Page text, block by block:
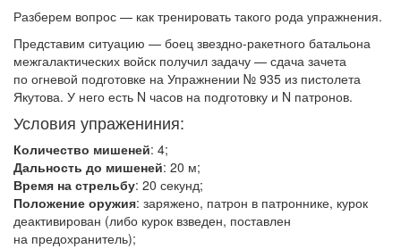
Разберем вопрос — как тренировать такого рода упражнения.
Представим ситуацию — боец звездно-ракетного батальона
межгалактических войск получил задачу — сдача зачета
по огневой подготовке на Упражнении № 935 из пистолета
Якутова. У него есть N часов на подготовку и N патронов.
Условия упражениния:
Количество мишеней: 4;
Дальность до мишеней: 20 м;
Время на стрельбу: 20 секунд;
Положение оружия: заряжено, патрон в патроннике, курок
деактивирован (либо курок взведен, поставлен
на предохранитель);